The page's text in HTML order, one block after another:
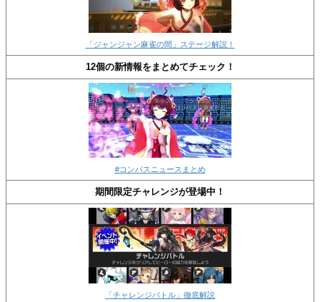
「ジャンジャン麻雀の間」ステージ解説！
12個の新情報をまとめてチェック！
#コンパスニュースまとめ
期間限定チャレンジが登場中！
「チャレンジバトル」徹底解説